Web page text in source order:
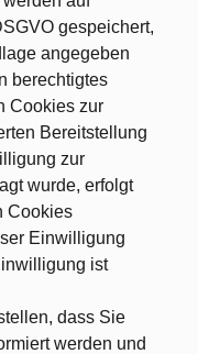
gespeichert,
angegeben
berechtigtes
Cookies zur
Bereitstellung
zur
wurde, erfolgt
Cookies
Einwilligung
ist
dass Sie
werden und